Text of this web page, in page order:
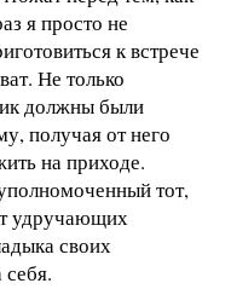
я просто не
к встрече
Не только
должны были
получая от него
на приходе.
тот,
удручающих
своих